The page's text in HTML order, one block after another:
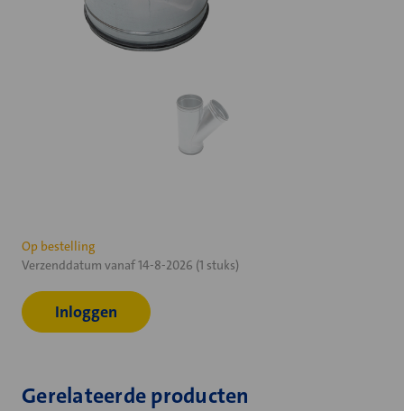
Huidige
voorraad:
Op bestelling
Verzenddatum vanaf 14-8-2026 (1 stuks)
Inloggen
Gerelateerde producten